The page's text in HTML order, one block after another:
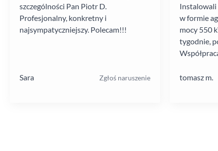
szczególności Pan Piotr D.
Profesjonalny, konkretny i
najsympatyczniejszy. Polecam!!!
Sara Zgłoś naruszenie
Instalowali
w formie
mocy 550
tygodnie,
tomasz m.